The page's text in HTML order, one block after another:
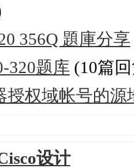
356Q 題庫分享
320题库 (10篇
授权域帐号的
设计